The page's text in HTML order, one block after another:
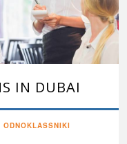
IN DUBAI
ODNOKLASSNIKI